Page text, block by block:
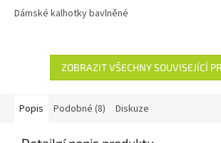
Dámské kalhotky bavlněné
ZOBRAZIT VŠECHNY SOUVISEJÍCÍ
Popis Podobné (8) Diskuze